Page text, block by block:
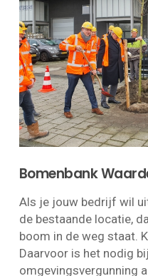
Bomenbank
Als je jouw bedrijf wil
de bestaande locatie,
boom in de weg staat.
Daarvoor is het nodig
omgevingsvergunning